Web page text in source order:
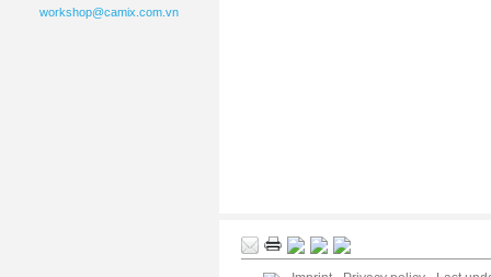
workshop@camix.com.vn